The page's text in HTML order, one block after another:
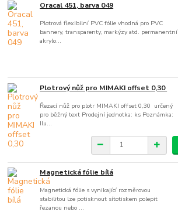
Oracal 451, barva 049
Plotrová flexibilní PVC fólie vhodná pro PVC
bannery, transparenty, markýzy atd. permanentní
akrylo...
Plotrový nůž pro MIMAKI offset 0,30
Řezací nůž pro plotr MIMAKI offset 0,30 určený
pro běžný text Prodejní jednotka: ks Poznámka:
Ilu...
Magnetická fólie bílá
Magnetická fólie s vynikající rozměrovou
stabilitou lze potisknout sítotiskem polepit
řezanou nebo ...